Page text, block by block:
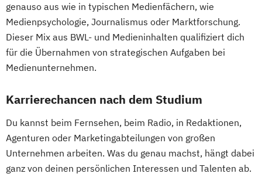
genauso aus wie in typischen Medienfächern, wie
Medienpsychologie, Journalismus oder Marktforschung.
Dieser Mix aus BWL- und Medieninhalten qualifiziert dich
für die Übernahmen von strategischen Aufgaben bei
Medienunternehmen.
Karrierechancen nach dem Studium
Du kannst beim Fernsehen, beim Radio, in Redaktionen,
Agenturen oder Marketingabteilungen von großen
Unternehmen arbeiten. Was du genau machst, hängt dabei
ganz von deinen persönlichen Interessen und Talenten ab.